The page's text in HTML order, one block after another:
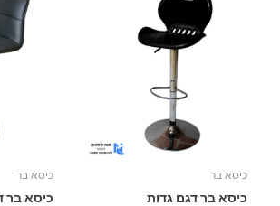
כיסא בר
כיסא בר דגם גדות
כיסא בר
כיסא בר